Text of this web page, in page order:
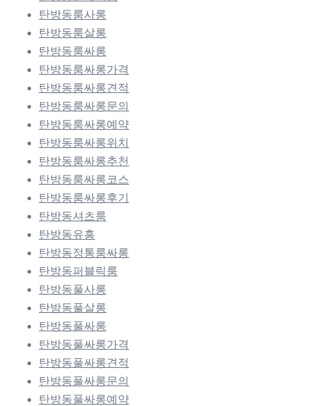
탄방동룸사롱
탄방동룸살롱
탄방동룸싸롱
탄방동룸싸롱가격
탄방동룸싸롱견적
탄방동룸싸롱문의
탄방동룸싸롱예약
탄방동룸싸롱위치
탄방동룸싸롱추천
탄방동룸싸롱코스
탄방동룸싸롱후기
탄방동셔츠룸
탄방동유흥
탄방동정통룸싸롱
탄방동퍼블릭룸
탄방동풀사롱
탄방동풀살롱
탄방동풀싸롱
탄방동풀싸롱가격
탄방동풀싸롱견적
탄방동풀싸롱문의
탄방동풀싸롱예약